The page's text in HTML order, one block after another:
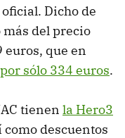
Dicho de
más del precio
que en
por sólo 334 euros.
tienen la Hero3
como descuentos